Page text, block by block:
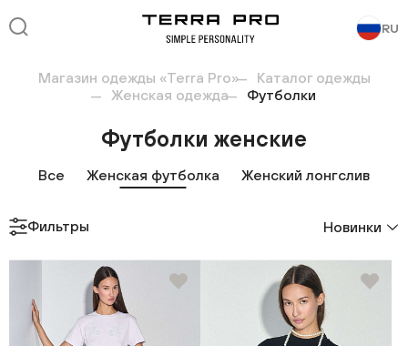
RU
Магазин одежды «Terra Pro»
Каталог одежды
Женская одежда
Футболки
Футболки женские
Все Женская футболка Женский лонгслив
Фильтры Новинки